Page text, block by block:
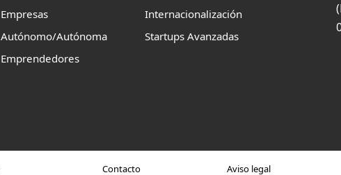
Empresas
Autónomo/Autónoma
Emprendedores
Internacionalización
Startups Avanzadas
Contacto Aviso legal